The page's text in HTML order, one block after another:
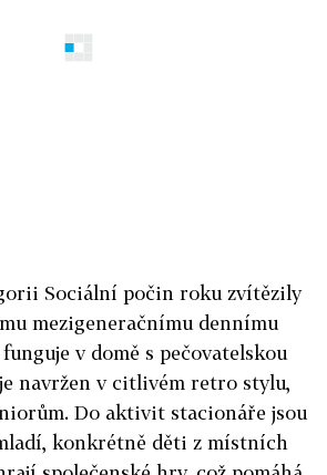
Sociální počin roku zvítězily
mezigeneračnímu dennímu
v domě s pečovatelskou
navržen v citlivém retro stylu,
Do aktivit stacionáře jsou
konkrétně děti z místních